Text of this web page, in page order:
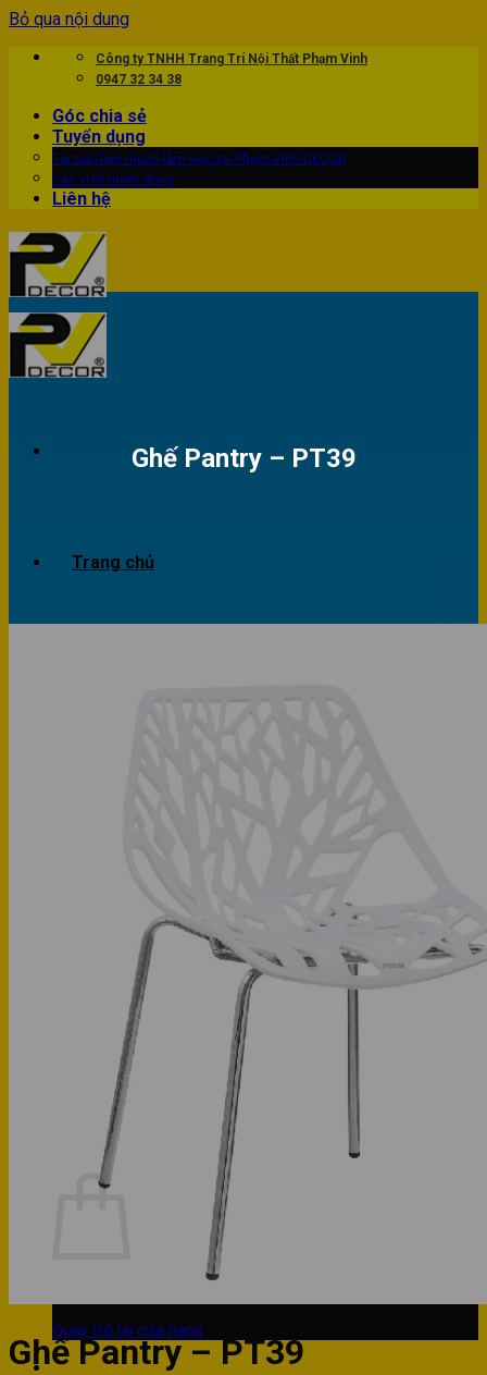
Bỏ qua nội dung
Công ty TNHH Trang Trí Nội Thất Phạm Vinh
0947 32 34 38
Góc chia sẻ
Tuyển dụng
Tại sao bạn muốn làm việc tại Phạm Vinh DECOR
Các vị trí tuyển dụng
Liên hệ
Trang chủ
Công trình văn phòng
Phòng khách
Phòng bếp
Phòng ngủ
Hotline: 0947 323438
Tìm kiếm:
Quay trở lại cửa hàng
Ghế Pantry – PT39
Ghế Pantry – PT39